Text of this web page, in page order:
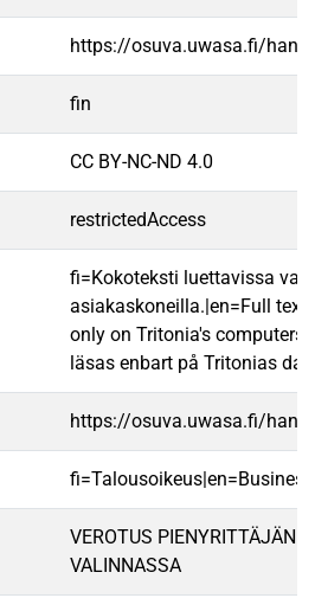
https://osuva.uwasa.fi/
fin
CC BY-NC-ND 4.0
restrictedAccess
fi=Kokoteksti luettavissa
asiakaskoneilla.|en=Full text
only on Tritonia's
läsas enbart på Tritonias
https://osuva.uwasa.fi/
VEROTUS PIENYRITTÄJÄN
VALINNASSA